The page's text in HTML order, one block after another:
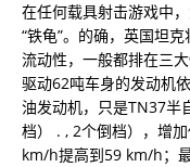
在任何载具射击游戏中
“铁龟”。的确，英国坦
流动性，一般都排在三
驱动62吨车身的发动机
油发动机，只是TN37半
档） . , 2个倒档），增
km/h提高到59 km/h；